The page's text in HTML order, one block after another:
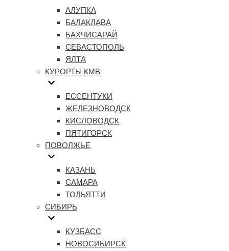
АЛУПКА
БАЛАКЛАВА
БАХЧИСАРАЙ
СЕВАСТОПОЛЬ
ЯЛТА
КУРОРТЫ КМВ
ЕССЕНТУКИ
ЖЕЛЕЗНОВОДСК
КИСЛОВОДСК
ПЯТИГОРСК
ПОВОЛЖЬЕ
КАЗАНЬ
САМАРА
ТОЛЬЯТТИ
СИБИРЬ
КУЗБАСС
НОВОСИБИРСК